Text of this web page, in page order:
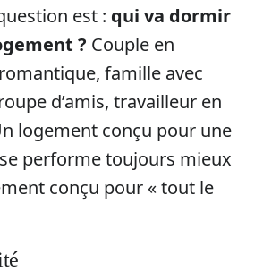
est : qui va dormir
? Couple en
famille avec
d’amis, travailleur en
logement conçu pour une
performe toujours mieux
conçu pour « tout le